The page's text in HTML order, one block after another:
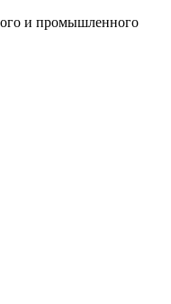
и промышленного